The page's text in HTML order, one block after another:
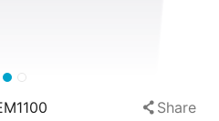
Share